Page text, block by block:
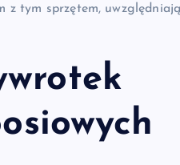
z tym sprzętem,